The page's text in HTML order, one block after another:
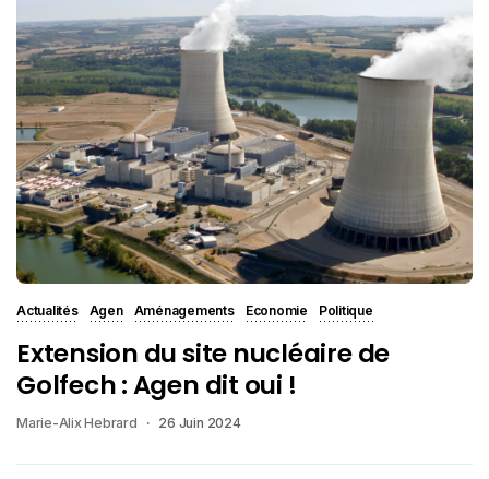
Actualités Agen Aménagements Economie Politique
Extension du site nucléaire de
Golfech : Agen dit oui !
Marie-Alix Hebrard 26 Juin 2024